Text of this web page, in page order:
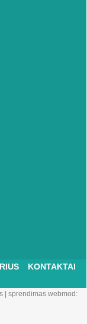
KONTAKTAI
| sprendimas webmod: